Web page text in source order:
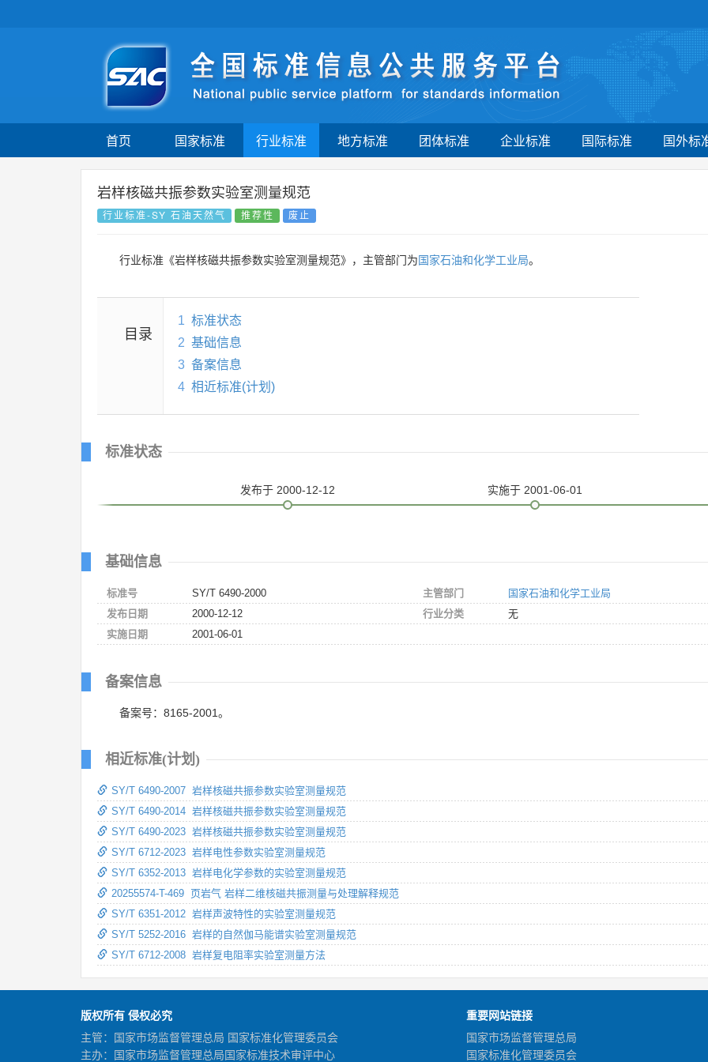
首页 国家标准 行业标准 地方标准 团体标准 企业标准 国际标准 国外标
岩样核磁共振参数实验室测量规范
行业标准-SY 石油天然气 推荐性 废止
行业标准《岩样核磁共振参数实验室测量规范》，主管部门为国家石油和化学工业局。
目录
1 标准状态
2 基础信息
3 备案信息
4 相近标准(计划)
标准状态
发布于 2000-12-12 实施于 2001-06-01
基础信息
标准号
SY/T 6490-2000
发布日期
2000-12-12
实施日期
2001-06-01
主管部门
国家石油和化学工业局
行业分类
无
备案信息
备案号：8165-2001。
相近标准(计划)
SY/T 6490-2007 岩样核磁共振参数实验室测量规范
SY/T 6490-2014 岩样核磁共振参数实验室测量规范
SY/T 6490-2023 岩样核磁共振参数实验室测量规范
SY/T 6712-2023 岩样电性参数实验室测量规范
SY/T 6352-2013 岩样电化学参数的实验室测量规范
20255574-T-469 页岩气 岩样二维核磁共振测量与处理解释规范
SY/T 6351-2012 岩样声波特性的实验室测量规范
SY/T 5252-2016 岩样的自然伽马能谱实验室测量规范
SY/T 6712-2008 岩样复电阻率实验室测量方法
版权所有 侵权必究
主管：国家市场监督管理总局 国家标准化管理委员会
主办：国家市场监督管理总局国家标准技术审评中心
重要网站链接
国家市场监督管理总局
国家标准化管理委员会